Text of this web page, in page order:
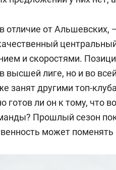
отличие от
и скоростями.
высшей лиге, но и во
занят другими топ-
готов ли он к тому, что
Прошлый сезон
может поменять